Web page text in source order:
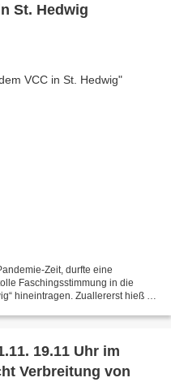
St. Hedwig
Zeit, durfte eine
Faschingsstimmung in die
hineintragen. Zuallererst hieß es
19.11 Uhr im
Verbreitung von